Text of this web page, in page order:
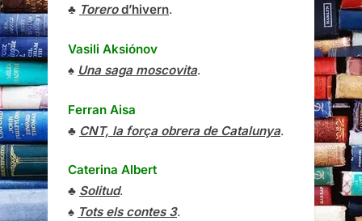
♣ Torerod’hivern.
Vasili Aksiónov
♠ Una saga moscovita.
Ferran Aisa
♣ CNT, la força obrera de Catalunya.
Caterina Albert
♣ Solitud.
♠ Tots els contes 3.